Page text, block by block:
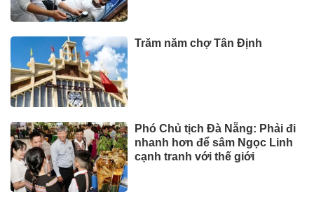
Trăm năm chợ Tân Định
Phó Chủ tịch Đà Nẵng: Phải đi
nhanh hơn để sâm Ngọc Linh
cạnh tranh với thế giới